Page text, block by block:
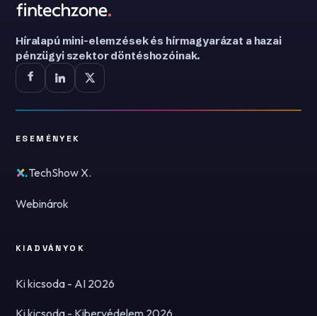
Híralapú mini-elemzések és hírmagyarázat a hazai
pénzügyi szektor döntéshozóinak.
ESEMÉNYEK
TechShow X.
Webinárok
KIADVÁNYOK
Ki kicsoda - AI 2026
Ki kicsoda - Kibervédelem 2026